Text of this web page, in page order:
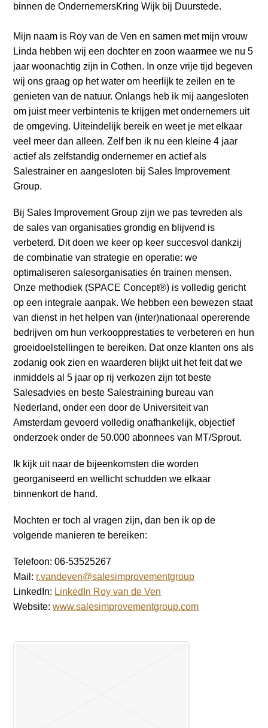
p
o
m
a
i
n
c
o
n
t
e
n
binnen de OndernemersKring Wijk bij Duurstede.
Mijn naam is Roy van de Ven en samen met mijn vrouw
Linda hebben wij een dochter en zoon waarmee we nu 5
jaar woonachtig zijn in Cothen. In onze vrije tijd begeven
wij ons graag op het water om heerlijk te zeilen en te
genieten van de natuur. Onlangs heb ik mij aangesloten
om juist meer verbintenis te krijgen met ondernemers uit
de omgeving. Uiteindelijk bereik en weet je met elkaar
veel meer dan alleen. Zelf ben ik nu een kleine 4 jaar
actief als zelfstandig ondernemer en actief als
Salestrainer en aangesloten bij Sales Improvement
Group.
Bij Sales Improvement Group zijn we pas tevreden als
de sales van organisaties grondig en blijvend is
verbeterd. Dit doen we keer op keer succesvol dankzij
de combinatie van strategie en operatie: we
optimaliseren salesorganisaties én trainen mensen.
Onze methodiek (SPACE Concept®) is volledig gericht
op een integrale aanpak. We hebben een bewezen staat
van dienst in het helpen van (inter)nationaal opererende
bedrijven om hun verkoopprestaties te verbeteren en hun
groeidoelstellingen te bereiken. Dat onze klanten ons als
zodanig ook zien en waarderen blijkt uit het feit dat we
inmiddels al 5 jaar op rij verkozen zijn tot beste
Salesadvies en beste Salestraining bureau van
Nederland, onder een door de Universiteit van
Amsterdam gevoerd volledig onafhankelijk, objectief
onderzoek onder de 50.000 abonnees van MT/Sprout.
Ik kijk uit naar de bijeenkomsten die worden
georganiseerd en wellicht schudden we elkaar
binnenkort de hand.
Mochten er toch al vragen zijn, dan ben ik op de
volgende manieren te bereiken:
Telefoon: 06-53525267
Mail: r.vandeven@salesimprovementgroup
LinkedIn: LinkedIn Roy van de Ven
Website:www.salesimprovementgroup.com